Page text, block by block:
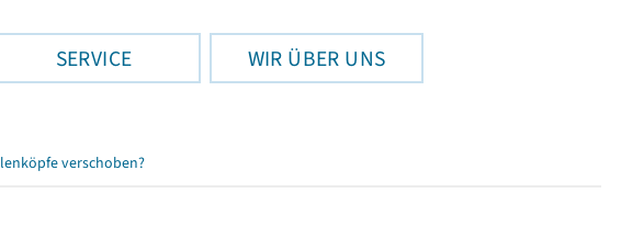
SERVICE WIR ÜBER UNS
verschoben?